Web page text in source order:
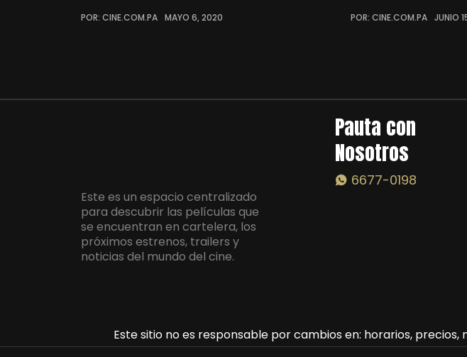
POR: CINE.COM.PA MAYO 6, 2020 POR: CINE.COM.PA JUNIO
Este es un espacio centralizado
para descubrir las películas que
se encuentran en cartelera, los
próximos estrenos, trailers y
noticias del mundo del cine.
Pauta con
Nosotros
6677-0198
Este sitio no es responsable por cambios en: horarios,